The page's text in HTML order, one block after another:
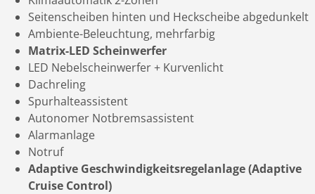
Seitenscheiben hinten und Heckscheibe abgedunkelt
Ambiente-Beleuchtung, mehrfarbig
Matrix-LED Scheinwerfer
LED Nebelscheinwerfer + Kurvenlicht
Dachreling
Spurhalteassistent
Autonomer Notbremsassistent
Alarmanlage
Notruf
Adaptive Geschwindigkeitsregelanlage (Adaptive
Cruise Control)